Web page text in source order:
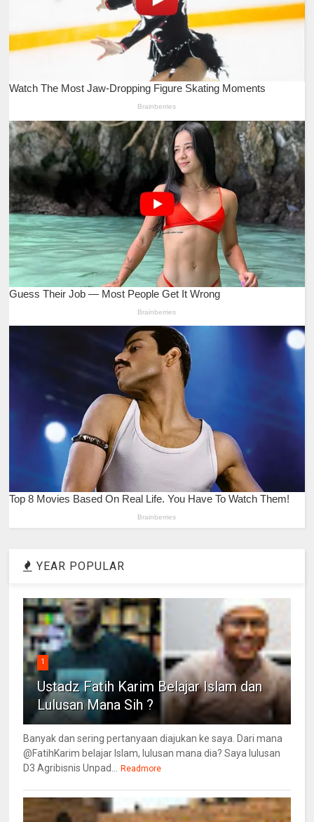
YEAR POPULAR
1
Ustadz Fatih Karim Belajar Islam dan
Lulusan Mana Sih ?
Banyak dan sering pertanyaan diajukan ke saya. Dari mana
@FatihKarim belajar Islam, lulusan mana dia? Saya lulusan
D3 Agribisnis Unpad... Readmore